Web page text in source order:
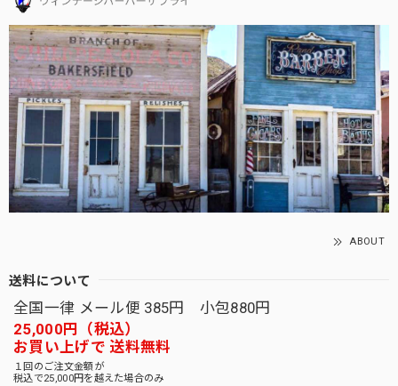
ABOUT
送料について
全国一律 メール便 385円 小包880円
25,000円（税込）
お買い上げで 送料無料
１回のご注文金額が
税込で25,000円を越えた場合のみ